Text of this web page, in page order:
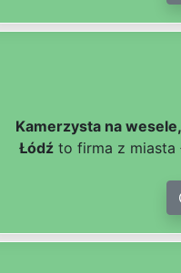
Kamerzysta na
Łódźto firma z miasta